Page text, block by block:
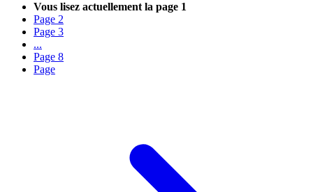
Vous lisez actuellement la page 1
Page 2
Page 3
...
Page 8
Page